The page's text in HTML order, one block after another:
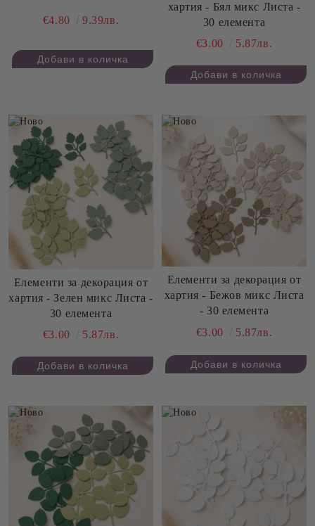
€4.80 9.39лв.
хартия - Бял микс Листа -
30 елемента
€3.00
5.87лв.
Елементи за декорация от
хартия - Зелен микс Листа -
30 елемента
€3.00
5.87лв.
Елементи за декорация от
хартия - Бежов микс Листа
- 30 елемента
€3.00
5.87лв.